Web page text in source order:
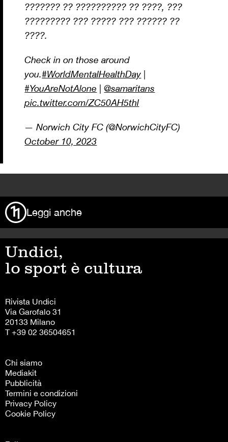
??????? ?? ?????????? ?? ????, ???
????????? ??? ????? ??? ?????? ??
????.
Check in on those around
you.#WorldMentalHealthDay
#YouAreNotAlone |@samaritans
pic.twitter.com/ZC50AH5thl
— Norwich City FC (@NorwichCityFC)
October 10, 2023
Leggi anche
Undici,
lo sport è cultura
Rivista Undici
Via Garofalo 31
20133 Milano
T +39 02 36504651
Chi siamo
Mediakit
Pubblicità
Termini e condizioni
Privacy Policy
Cookie Policy